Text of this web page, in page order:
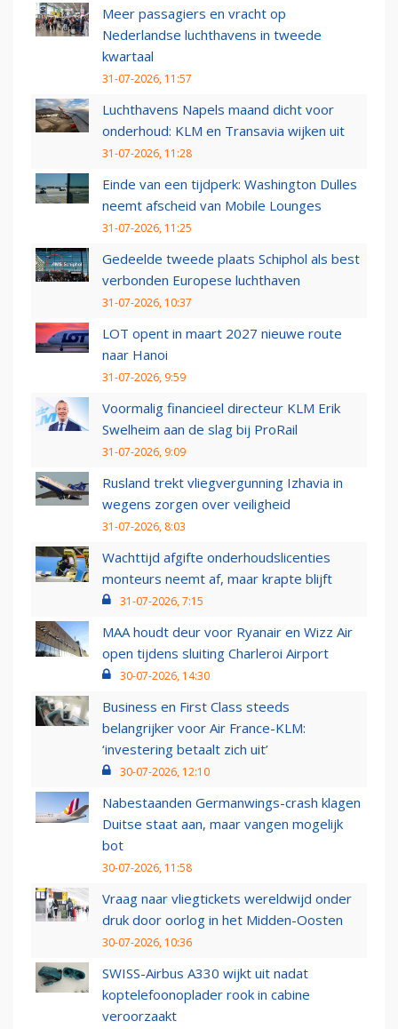
Meer passagiers en vracht op
Nederlandse luchthavens in tweede
kwartaal
31-07-2026, 11:57
Luchthavens Napels maand dicht voor
onderhoud: KLM en Transavia wijken uit
31-07-2026, 11:28
Einde van een tijdperk: Washington Dulles
neemt afscheid van Mobile Lounges
31-07-2026, 11:25
Gedeelde tweede plaats Schiphol als best
verbonden Europese luchthaven
31-07-2026, 10:37
LOT opent in maart 2027 nieuwe route
naar Hanoi
31-07-2026, 9:59
Voormalig financieel directeur KLM Erik
Swelheim aan de slag bij ProRail
31-07-2026, 9:09
Rusland trekt vliegvergunning Izhavia in
wegens zorgen over veiligheid
31-07-2026, 8:03
Wachttijd afgifte onderhoudslicenties
monteurs neemt af, maar krapte blijft
31-07-2026, 7:15
MAA houdt deur voor Ryanair en Wizz Air
open tijdens sluiting Charleroi Airport
30-07-2026, 14:30
Business en First Class steeds
belangrijker voor Air France-KLM:
‘investering betaalt zich uit’
30-07-2026, 12:10
Nabestaanden Germanwings-crash klagen
Duitse staat aan, maar vangen mogelijk
bot
30-07-2026, 11:58
Vraag naar vliegtickets wereldwijd onder
druk door oorlog in het Midden-Oosten
30-07-2026, 10:36
SWISS-Airbus A330 wijkt uit nadat
koptelefoonoplader rook in cabine
veroorzaakt